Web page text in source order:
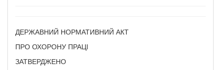
ДЕРЖАВНИЙ НОРМАТИВНИЙ АКТ
ПРО ОХОРОНУ ПРАЦІ
ЗАТВЕРДЖЕНО